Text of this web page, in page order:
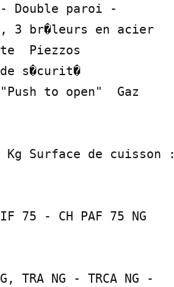
3 br�leurs en acier
Piezzos
s�curit�
to open"  Gaz
Surface de cuisson :
75 - CH PAF 75 NG
NG - TRCA NG -